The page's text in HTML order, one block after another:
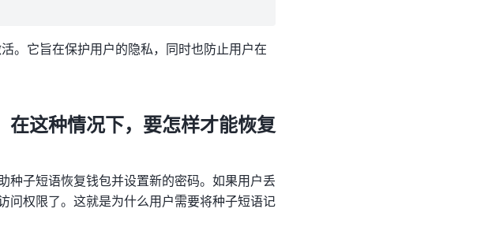
。它旨在保护用户的隐私，同时也防止用户在
这种情况下，要怎样才能恢复
种子短语恢复钱包并设置新的密码。如果用户丢
问权限了。这就是为什么用户需要将种子短语记